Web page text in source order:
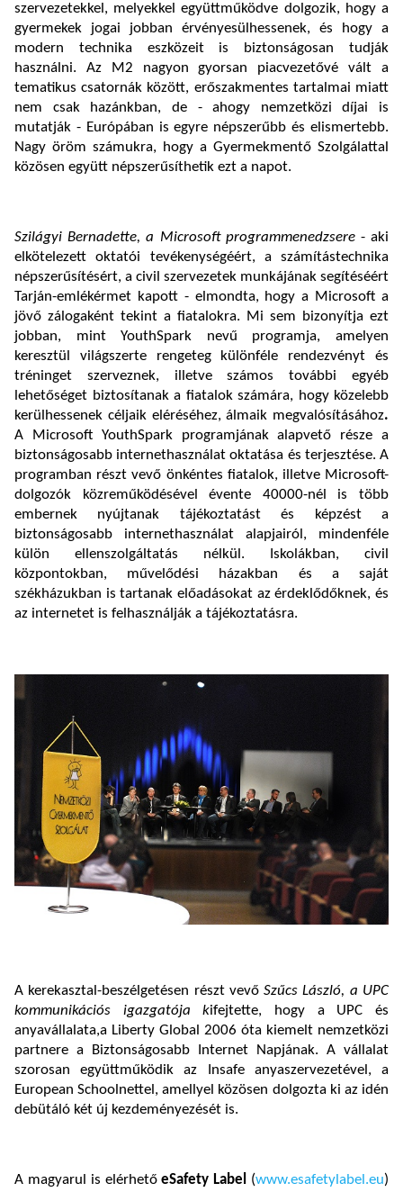
szervezetekkel, melyekkel együttműködve dolgozik, hogy a
gyermekek jogai jobban érvényesülhessenek, és hogy a
modern technika eszközeit is biztonságosan tudják
használni. Az M2 nagyon gyorsan piacvezetővé vált a
tematikus csatornák között, erőszakmentes tartalmai miatt
nem csak hazánkban, de - ahogy nemzetközi díjai is
mutatják - Európában is egyre népszerűbb és elismertebb.
Nagy öröm számukra, hogy a Gyermekmentő Szolgálattal
közösen együtt népszerűsíthetik ezt a napot.
Szilágyi Bernadette, a Microsoft programmenedzsere- aki
elkötelezett oktatói tevékenységéért, a számítástechnika
népszerűsítésért, a civil szervezetek munkájának segítéséért
Tarján-emlékérmet kapott - elmondta, hogy a Microsoft a
jövő zálogaként tekint a fiatalokra. Mi sem bizonyítja ezt
jobban, mint YouthSpark nevű programja, amelyen
keresztül világszerte rengeteg különféle rendezvényt és
tréninget szerveznek, illetve számos további egyéb
lehetőséget biztosítanak a fiatalok számára, hogy közelebb
kerülhessenek céljaik eléréséhez, álmaik megvalósításához.
A Microsoft YouthSpark programjának alapvető része a
biztonságosabb internethasználat oktatása és terjesztése. A
programban részt vevő önkéntes fiatalok, illetve Microsoft-
dolgozók közreműködésével évente 40000-nél is több
embernek nyújtanak tájékoztatást és képzést a
biztonságosabb internethasználat alapjairól, mindenféle
külön ellenszolgáltatás nélkül. Iskolákban, civil
központokban, művelődési házakban és a saját
székházukban is tartanak előadásokat az érdeklődőknek, és
az internetet is felhasználják a tájékoztatásra.
A kerekasztal-beszélgetésen részt vevőSzűcs László, a UPC
kommunikációs igazgatója kifejtette, hogy a UPC és
anyavállalata,a Liberty Global 2006 óta kiemelt nemzetközi
partnere a Biztonságosabb Internet Napjának. A vállalat
szorosan együttműködik az Insafe anyaszervezetével, a
European Schoolnettel, amellyel közösen dolgozta ki az idén
debütáló két új kezdeményezését is.
A magyarul is elérhetőeSafety Label (www.esafetylabel.eu)